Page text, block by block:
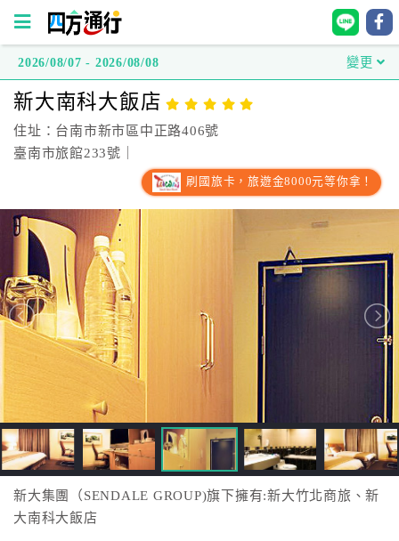
方
通
行
台
灣
訂
房
直
跟
飯
店
訂
房
HOT
2026/08/07 - 2026/08/08 變更
新大南科大飯店
住址：台南市新市區中正路406號
臺南市旅館233號｜
刷國旅卡，旅遊金8000元等你拿！
新大集團（SENDALE GROUP)旗下擁有:新大竹北商旅、新
大南科大飯店